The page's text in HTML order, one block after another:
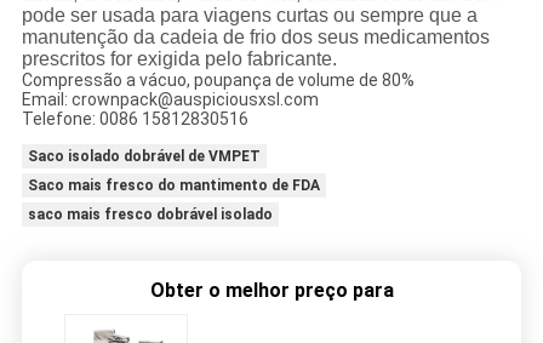
pode ser usada para viagens curtas ou sempre que a
manutenção da cadeia de frio dos seus medicamentos
prescritos for exigida pelo fabricante.
Compressão a vácuo, poupança de volume de 80%
Email: crownpack@auspiciousxsl.com
Telefone: 0086 15812830516
Saco isolado dobrável de VMPET
Saco mais fresco do mantimento de FDA
saco mais fresco dobrável isolado
Obter o melhor preço para